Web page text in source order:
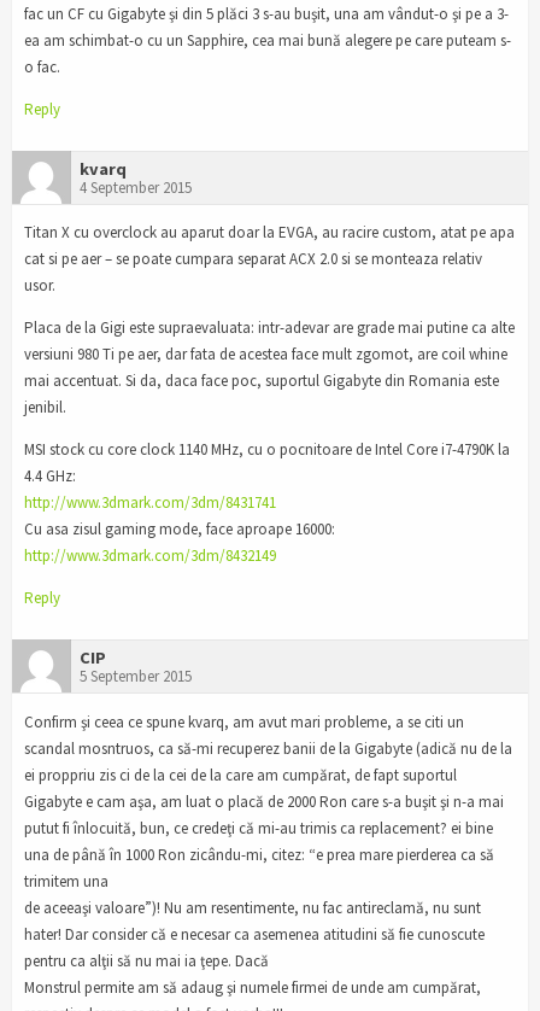
fac un CF cu Gigabyte şi din 5 plăci 3 s-au buşit, una am vândut-o şi pe a 3-
ea am schimbat-o cu un Sapphire, cea mai bună alegere pe care puteam s-
o fac.
Reply
kvarq
4 September 2015
Titan X cu overclock au aparut doar la EVGA, au racire custom, atat pe apa
cat si pe aer – se poate cumpara separat ACX 2.0 si se monteaza relativ
usor.
Placa de la Gigi este supraevaluata: intr-adevar are grade mai putine ca alte
versiuni 980 Ti pe aer, dar fata de acestea face mult zgomot, are coil whine
mai accentuat. Si da, daca face poc, suportul Gigabyte din Romania este
jenibil.
MSI stock cu core clock 1140 MHz, cu o pocnitoare de Intel Core i7-4790K la
4.4 GHz:
http://www.3dmark.com/3dm/8431741
Cu asa zisul gaming mode, face aproape 16000:
http://www.3dmark.com/3dm/8432149
Reply
CIP
5 September 2015
Confirm şi ceea ce spune kvarq, am avut mari probleme, a se citi un
scandal mosntruos, ca să-mi recuperez banii de la Gigabyte (adică nu de la
ei proppriu zis ci de la cei de la care am cumpărat, de fapt suportul
Gigabyte e cam aşa, am luat o placă de 2000 Ron care s-a buşit şi n-a mai
putut fi înlocuită, bun, ce credeţi că mi-au trimis ca replacement? ei bine
una de până în 1000 Ron zicându-mi, citez: “e prea mare pierderea ca să
trimitem una
de aceeaşi valoare”)! Nu am resentimente, nu fac antireclamă, nu sunt
hater! Dar consider că e necesar ca asemenea atitudini să fie cunoscute
pentru ca alţii să nu mai ia ţepe. Dacă
Monstrul permite am să adaug şi numele firmei de unde am cumpărat,